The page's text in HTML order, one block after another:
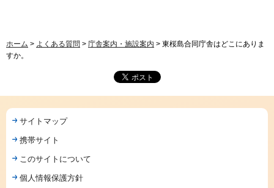
ホーム > よくある質問 > 庁舎案内・施設案内 > 東桜島合同庁舎はどこにありま
すか。
サイトマップ
携帯サイト
このサイトについて
個人情報保護方針